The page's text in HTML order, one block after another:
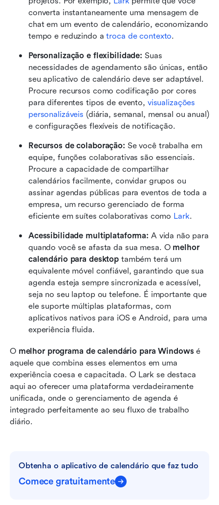
converta instantaneamente uma mensagem de
chat em um evento de calendário, economizando
tempo e reduzindo a troca de contexto.
Personalização e flexibilidade: Suas
necessidades de agendamento são únicas, então
seu aplicativo de calendário deve ser adaptável.
Procure recursos como codificação por cores
para diferentes tipos de evento, visualizações
personalizáveis (diária, semanal, mensal ou anual)
e configurações flexíveis de notificação.
Recursos de colaboração: Se você trabalha em
equipe, funções colaborativas são essenciais.
Procure a capacidade de compartilhar
calendários facilmente, convidar grupos ou
assinar agendas públicas para eventos de toda a
empresa, um recurso gerenciado de forma
eficiente em suítes colaborativas como Lark.
Acessibilidade multiplataforma: A vida não para
quando você se afasta da sua mesa. O melhor
calendário para desktop também terá um
equivalente móvel confiável, garantindo que sua
agenda esteja sempre sincronizada e acessível,
seja no seu laptop ou telefone. É importante que
ele suporte múltiplas plataformas, com
aplicativos nativos para iOS e Android, para uma
experiência fluida.
O melhor programa de calendário para Windows é
aquele que combina esses elementos em uma
experiência coesa e capacitada. O Lark se destaca
aqui ao oferecer uma plataforma verdadeiramente
unificada, onde o gerenciamento de agenda é
integrado perfeitamente ao seu fluxo de trabalho
diário.
Obtenha o aplicativo de calendário que faz tudo
Comece gratuitamente